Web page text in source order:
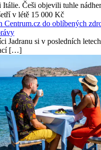
Češi objevili tuhle
v létě 15 000 Kč
Centrum.cz do oblíbených
Jadranu si v posledních
[…]